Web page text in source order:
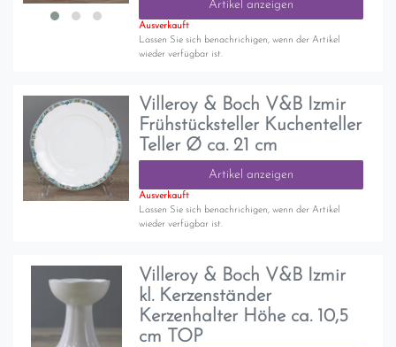
Artikel anzeigen
Ausverkauft
Lassen Sie sich benachrichigen, wenn der Artikel
wieder verfügbar ist.
Villeroy & Boch V&B Izmir
Frühstücksteller Kuchenteller
Teller Ø ca. 21 cm
Artikel anzeigen
Ausverkauft
Lassen Sie sich benachrichigen, wenn der Artikel
wieder verfügbar ist.
Villeroy & Boch V&B Izmir
kl. Kerzenständer
Kerzenhalter Höhe ca. 10,5
cm TOP